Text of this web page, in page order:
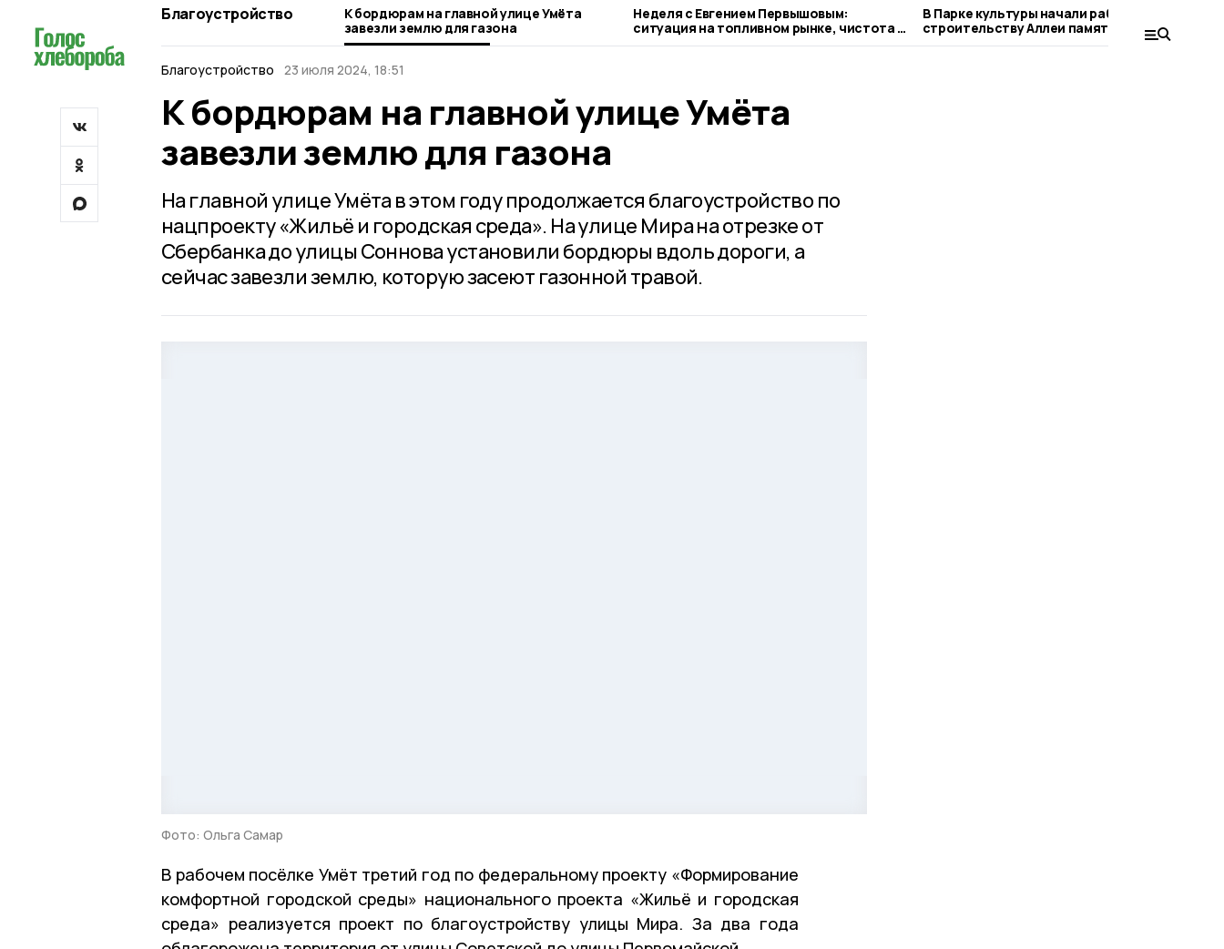
Благоустройство
К бордюрам на главной улице Умёта
завезли землю для газона
Неделя с Евгением Первышовым:
ситуация на топливном рынке, чистота в
городе и приоритеты образования
В Парке культуры начали работы по
строительству Аллеи памяти
Благоустройство
23 июля 2024, 18:51
К бордюрам на главной улице Умёта
завезли землю для газона
На главной улице Умёта в этом году продолжается благоустройство по
нацпроекту «Жильё и городская среда». На улице Мира на отрезке от
Сбербанка до улицы Соннова установили бордюры вдоль дороги, а
сейчас завезли землю, которую засеют газонной травой.
Фото: Ольга Самар
В рабочем посёлке Умёт третий год по федеральному проекту «Формирование
комфортной городской среды» национального проекта «Жильё и городская
среда» реализуется проект по благоустройству улицы Мира. За два года